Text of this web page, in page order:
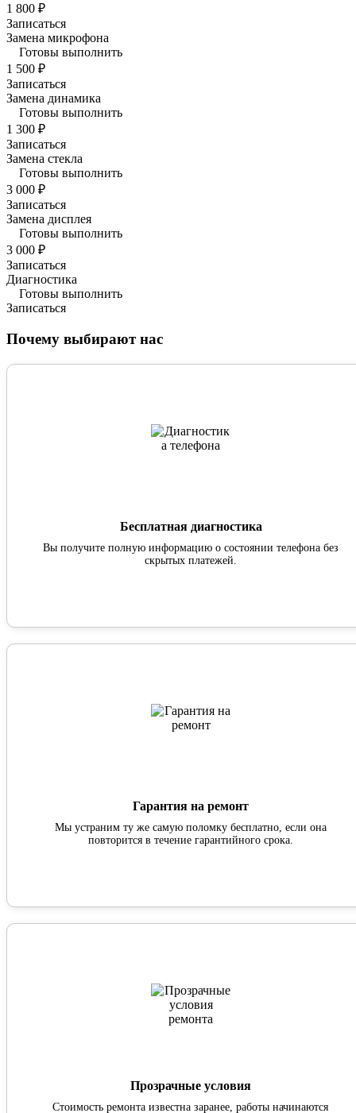
1 800 ₽
Записаться
Замена микрофона
Готовы выполнить
1 500 ₽
Записаться
Замена динамика
Готовы выполнить
1 300 ₽
Записаться
Замена стекла
Готовы выполнить
3 000 ₽
Записаться
Замена дисплея
Готовы выполнить
3 000 ₽
Записаться
Диагностика
Готовы выполнить
Записаться
Почему выбирают нас
Бесплатная диагностика
Вы получите полную информацию о состоянии телефона без
скрытых платежей.
Гарантия на ремонт
Мы устраним ту же самую поломку бесплатно, если она
повторится в течение гарантийного срока.
Прозрачные условия
Стоимость ремонта известна заранее, работы начинаются